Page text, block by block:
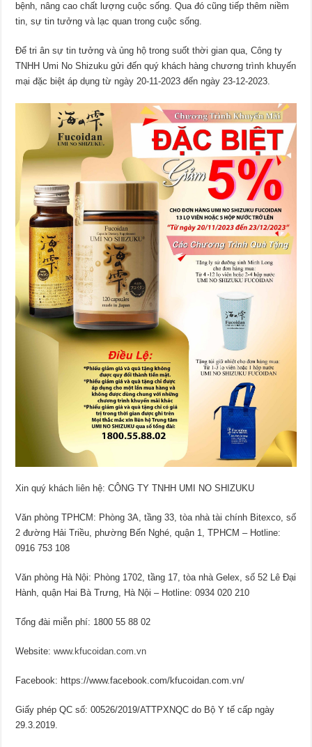
bệnh, nâng cao chất lượng cuộc sống. Qua đó cũng tiếp thêm niềm
tin, sự tin tưởng và lạc quan trong cuộc sống.
Để tri ân sự tin tưởng và ủng hộ trong suốt thời gian qua, Công ty
TNHH Umi No Shizuku gửi đến quý khách hàng chương trình khuyến
mại đặc biệt áp dụngtừ ngày 20-11-2023 đến ngày 23-12-2023.
Xin quý khách liên hệ: CÔNG TY TNHH UMI NO SHIZUKU
Văn phòng TPHCM: Phòng 3A, tầng 33, tòa nhà tài chính Bitexco, số
2 đường Hải Triều, phường Bến Nghé, quận 1, TPHCM – Hotline:
0916 753 108
Văn phòng Hà Nội: Phòng 1702, tầng 17, tòa nhà Gelex, số 52 Lê Đại
Hành, quận Hai Bà Trưng, Hà Nội – Hotline: 0934 020 210
Tổng đài miễn phí: 1800 55 88 02
Website:www.kfucoidan.com.vn
Facebook: https://www.facebook.com/kfucoidan.com.vn/
Giấy phép QC số: 00526/2019/ATTPXNQC do Bộ Y tế cấp ngày
29.3.2019.